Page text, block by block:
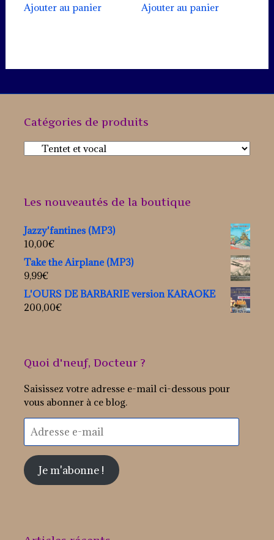
Ajouter au panier Ajouter au panier
Catégories de produits
Les nouveautés de la boutique
Jazzy'fantines (MP3)
10,00€
Take the Airplane (MP3)
9,99€
L'OURS DE BARBARIE version KARAOKE
200,00€
Quoi d'neuf, Docteur ?
Saisissez votre adresse e-mail ci-dessous pour
vous abonner à ce blog.
Adresse
e-
Je m'abonne !